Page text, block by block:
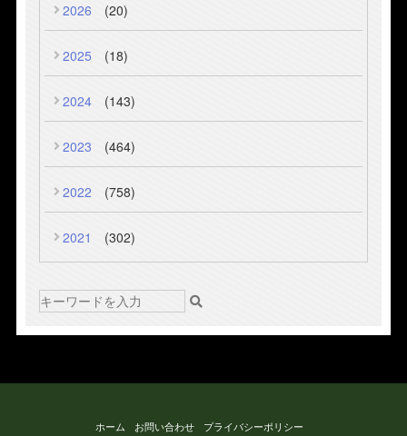
2026 (20)
2025 (18)
2024 (143)
2023 (464)
2022 (758)
2021 (302)
ホーム お問い合わせ プライバシーポリシー